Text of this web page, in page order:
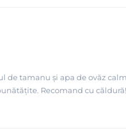
de tamanu și apa de ovăz
Recomand cu căldură!